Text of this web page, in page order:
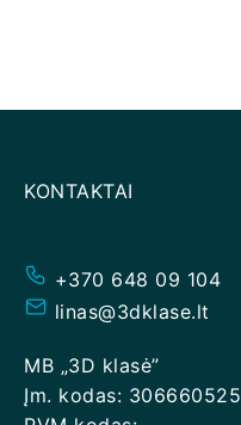
KONTAKTAI
+370 648 09 104
linas@3dklase.lt
MB „3D klasė”
Įm. kodas: 306660525